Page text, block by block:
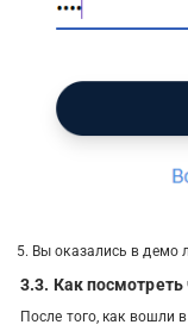
Вы оказались в демо
3.3. Как посмотреть
После того, как вошли